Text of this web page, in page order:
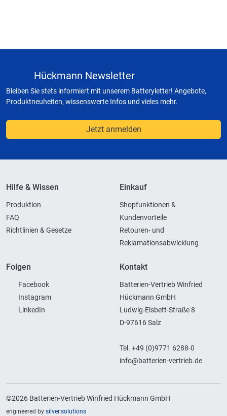
Hückmann Newsletter
Bleiben Sie stets informiert mit unserem Batteryletter! Angebote,
Produktneuheiten, wissenswerte Infos und vieles mehr.
Jetzt anmelden
Hilfe & Wissen
Produktion
FAQ
Richtlinien & Gesetze
Einkauf
Shopfunktionen &
Kundenvorteile
Retouren- und
Reklamationsabwicklung
Folgen
Facebook
Instagram
LinkedIn
Kontakt
Batterien-Vertrieb Winfried
Hückmann GmbH
Ludwig-Elsbett-Straße 8
D-97616 Salz
Tel. +49 (0)9771 6288-0
info@batterien-vertrieb.de
©2026 Batterien-Vertrieb Winfried Hückmann GmbH
engineered by silver.solutions